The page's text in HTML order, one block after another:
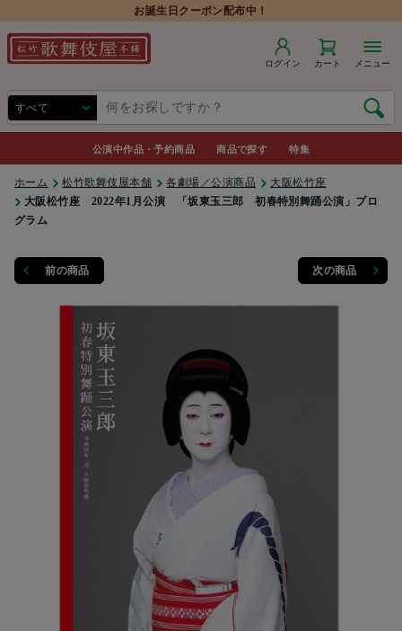
お誕生日クーポン配布中！
ログイン カート メニュー
公演中作品・予約商品 商品で探す 特集
ホーム 松竹歌舞伎屋本舗 各劇場／公演商品
大阪松竹座
大阪松竹座 2022年1月公演 「坂東玉三郎 初春特別舞踊公演」プロ
グラム
前の商品 次の商品